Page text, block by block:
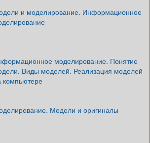
и моделирование. Информационное
моделирование. Понятие
Виды моделей. Реализация моделей
компьютере
Модели и оригиналы